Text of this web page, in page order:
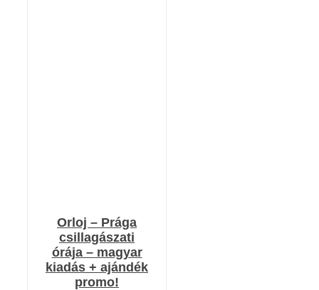
Orloj – Prága
csillagászati
órája – magyar
kiadás + ajándék
promo!